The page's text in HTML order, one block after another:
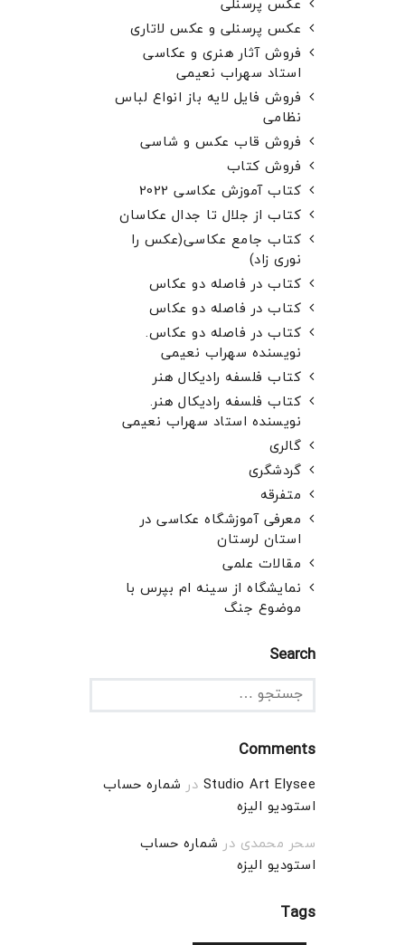
عکس پرسنلی و عکس لاتاری
فروش آثار هنری و عکاسی
استاد سهراب نعیمی
فروش فایل لایه باز انواع لباس
نظامی
فروش قاب عکس و شاسی
فروش کتاب
کتاب آموزش عکاسی 2022
کتاب از جلال تا جدال عکاسان
کتاب جامع عکاسی(عکس را
نوری زاد)
کتاب در فاصله دو عکاس
کتاب در فاصله دو عکاس
کتاب در فاصله دو عکاس.
نویسنده سهراب نعیمی
کتاب فلسفه رادیکال هنر
کتاب فلسفه رادیکال هنر.
نویسنده استاد سهراب نعیمی
گالری
گردشگری
متفرقه
معرفی آموزشگاه عکاسی در
استان لرستان
مقالات علمی
نمایشگاه از سینه ام بپرس با
موضوع جنگ
Search
Comments
Studio Art Elysee در شماره حساب
استودیو الیزه
سحر محمدی در شماره حساب
استودیو الیزه
Tags